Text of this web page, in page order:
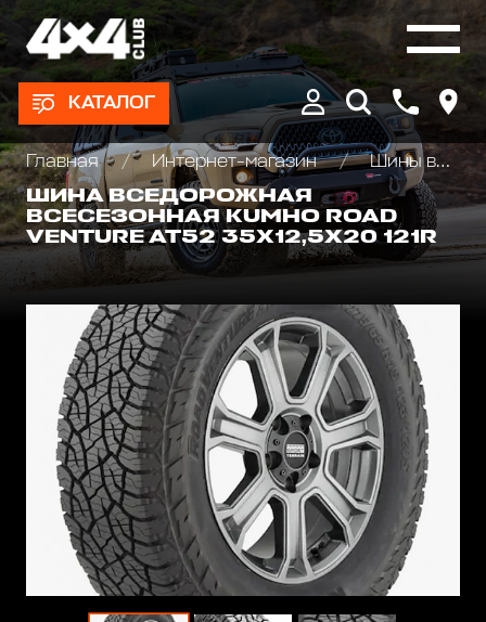
КАТАЛОГ
Главная Интернет-магазин
Шины всесезонные внедорожные
ШИНА ВСЕДОРОЖНАЯ
ВСЕСЕЗОННАЯ KUMHO ROAD
VENTURE AT52 35X12,5X20 121R